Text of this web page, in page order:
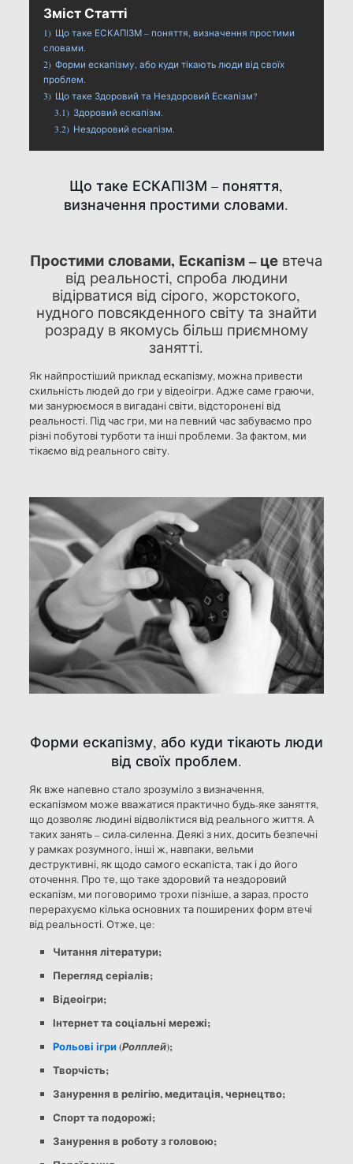
Зміст Статті
1) Що таке ЕСКАПІЗМ – поняття, визначення простими
словами.
2) Форми ескапізму, або куди тікають люди від своїх
проблем.
3) Що таке Здоровий та Нездоровий Ескапізм?
3.1) Здоровий ескапізм.
3.2) Нездоровий ескапізм.
Що таке ЕСКАПІЗМ – поняття,
визначення простими словами.
Простими словами, Ескапізм – цевтеча
від реальності, спроба людини
відірватися від сірого, жорстокого,
нудного повсякденного світу та знайти
розраду в якомусь більш приємному
занятті.
Як найпростіший приклад ескапізму, можна привести
схильність людей до гри у відеоігри. Адже саме граючи,
ми занурюємося в вигадані світи, відсторонені від
реальності. Під час гри, ми на певний час забуваємо про
різні побутові турботи та інші проблеми. За фактом, ми
тікаємо від реального світу.
Форми ескапізму, або куди тікають люди
від своїх проблем.
Як вже напевно стало зрозуміло з визначення,
ескапізмом може вважатися практично будь-яке заняття,
що дозволяє людині відволіктися від реального життя. А
таких занять – сила-силенна. Деякі з них, досить безпечні
у рамках розумного, інші ж, навпаки, вельми
деструктивні, як щодо самого ескапіста, так і до його
оточення. Про те, що таке здоровий та нездоровий
ескапізм, ми поговоримо трохи пізніше, а зараз, просто
перерахуємо кілька основних та поширених форм втечі
від реальності. Отже, це:
Читання літератури;
Перегляд серіалів;
Відеоігри;
Інтернет та соціальні мережі;
Рольові ігри(Ролплей);
Творчість;
Занурення в релігію, медитація, чернецтво;
Спорт та подорожі;
Занурення в роботу з головою;